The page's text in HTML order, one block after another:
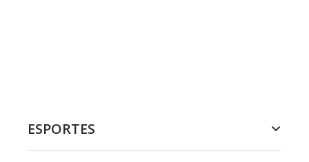
ESPORTES